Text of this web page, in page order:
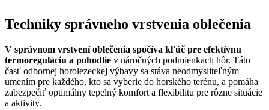
Techniky správneho vrstvenia oblečenia
V správnom vrstvení oblečenia spočíva kľúč pre efektívnu
termoreguláciu a pohodlie v náročných podmienkach hôr. Táto
časť odbornej horolezeckej výbavy sa stáva neodmysliteľným
umením pre každého, kto sa vyberie do horského terénu, a pomáha
zabezpečiť optimálny tepelný komfort a flexibilitu pre rôzne situácie
a aktivity.